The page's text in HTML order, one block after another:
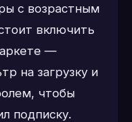
с возрастным
включить
—
на загрузку и
чтобы
подписку.